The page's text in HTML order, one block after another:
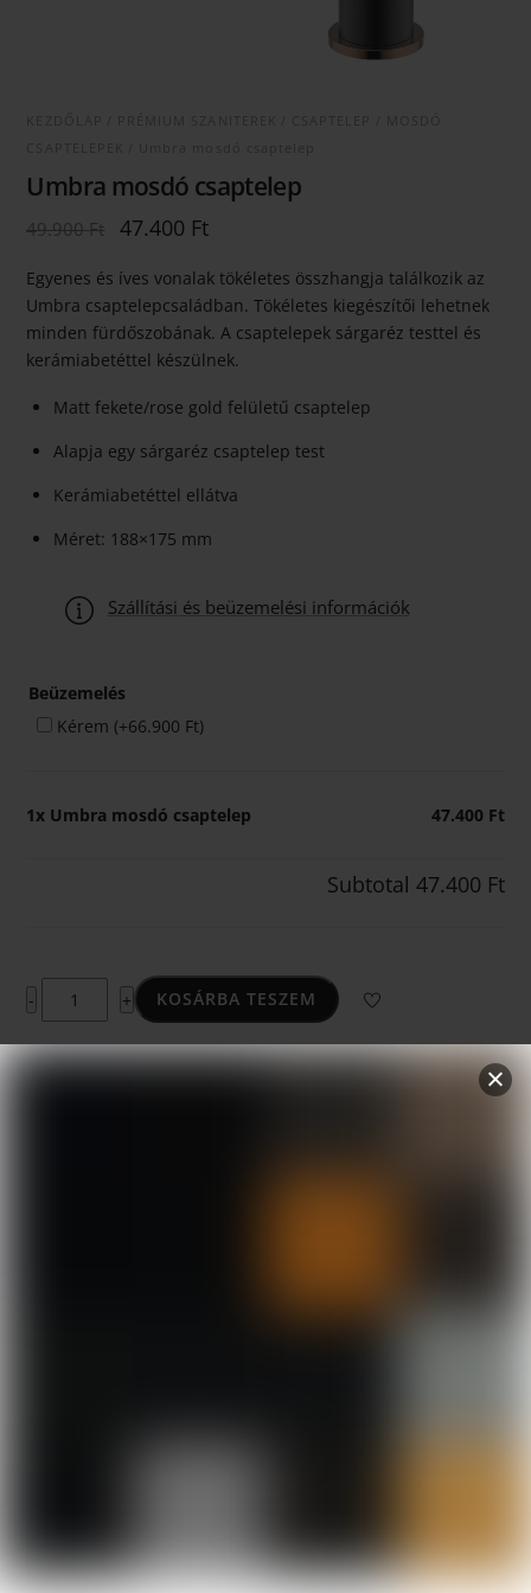
Umbra mosdó csaptelep
49.900Ft
Original
was:
49.900 Ft.
47.400 FtCurrent
is:
47.400 Ft.
Egyenes és íves vonalak tökéletes összhangja találkozik az
Umbra csaptelepcsaládban. Tökéletes kiegészítői lehetnek
minden fürdőszobának. A csaptelepek sárgaréz testtel és
kerámiabetéttel készülnek.
Matt fekete/rose gold felületű csaptelep
Alapja egy sárgaréz csaptelep test
Kerámiabetéttel ellátva
Méret: 188×175 mm
Szállítási és beüzemelési információk
Beüzemelés
Kérem (+66.900 Ft)
1x Umbra mosdó csaptelep 47.400 Ft
Subtotal 47.400 Ft
-
Umbra
mosdó
csaptelep
mennyiség
+ KOSÁRBA TESZEM
Products